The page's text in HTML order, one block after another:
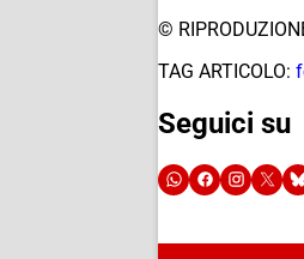
©
TAG ARTICOLO:
Seguici su